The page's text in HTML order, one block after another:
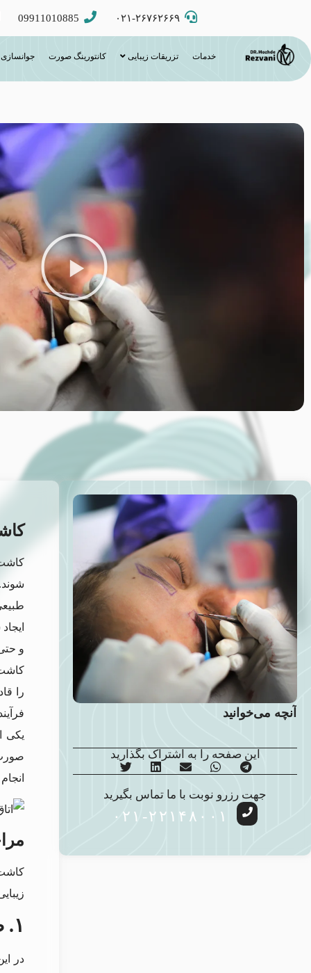
۰۲۱-۲۶۷۶۲۶۶۹ 09911010885
خدمات تزریقات زیبایی کانتورینگ صورت
آنچه می‌خوانید
این صفحه را به اشتراک بگذارید
جهت رزرو نوبت با ما تماس بگیرید
۰۲۱-۲۲۱۴۸۰۰۱
و
را
یکی
۱.
در